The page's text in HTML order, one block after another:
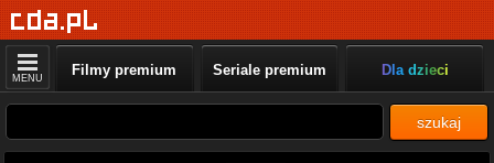
MENU Filmy premium Seriale premium Dla dzieci
szukaj